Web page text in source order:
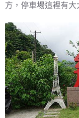
方，停車場這裡有大